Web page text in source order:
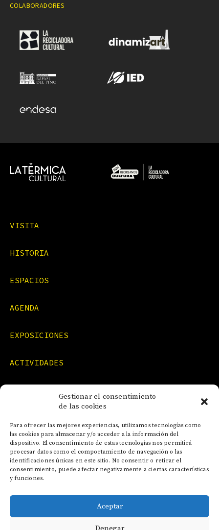
Gestionar el consentimiento
de las cookies
Para ofrecer las mejores experiencias, utilizamos tecnologías como
las cookies para almacenar y/o acceder a la información del
dispositivo. El consentimiento de estas tecnologías nos permitirá
procesar datos como el comportamiento de navegación o las
identificaciones únicas en este sitio. No consentir o retirar el
consentimiento, puede afectar negativamente a ciertas características
y funciones.
Aceptar
Denegar
COLABORADORES
VISITA
HISTORIA
ESPACIOS
AGENDA
EXPOSICIONES
ACTIVIDADES
CONTACTO